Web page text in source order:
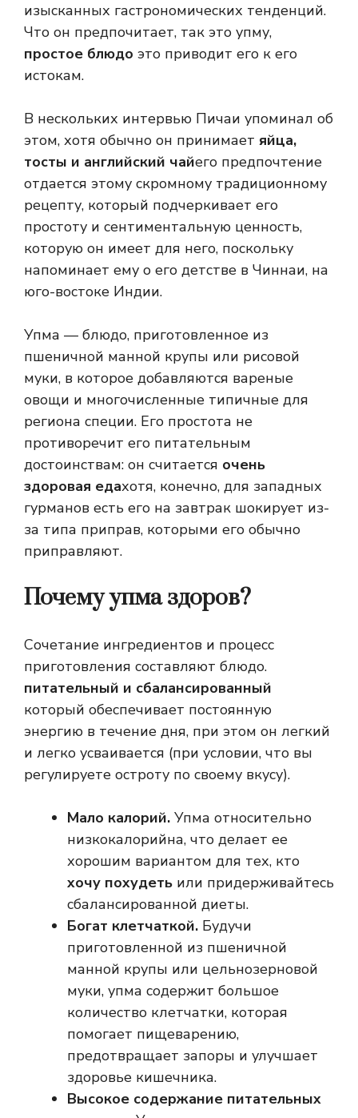
изысканных гастрономических тенденций.
Что он предпочитает, так это упму,
простое блюдо это приводит его к его
истокам.
В нескольких интервью Пичаи упоминал об
этом, хотя обычно он принимает яйца,
тосты и английский чайего предпочтение
отдается этому скромному традиционному
рецепту, который подчеркивает его
простоту и сентиментальную ценность,
которую он имеет для него, поскольку
напоминает ему о его детстве в Чиннаи, на
юго-востоке Индии.
Упма — блюдо, приготовленное из
пшеничной манной крупы или рисовой
муки, в которое добавляются вареные
овощи и многочисленные типичные для
региона специи. Его простота не
противоречит его питательным
достоинствам: он считается очень
здоровая едахотя, конечно, для западных
гурманов есть его на завтрак шокирует из-
за типа приправ, которыми его обычно
приправляют.
Почему упма здоров?
Сочетание ингредиентов и процесс
приготовления составляют блюдо.
питательный и сбалансированный
который обеспечивает постоянную
энергию в течение дня, при этом он легкий
и легко усваивается (при условии, что вы
регулируете остроту по своему вкусу).
Мало калорий. Упма относительно
низкокалорийна, что делает ее
хорошим вариантом для тех, кто
хочу похудеть или придерживайтесь
сбалансированной диеты.
Богат клетчаткой. Будучи
приготовленной из пшеничной
манной крупы или цельнозерновой
муки, упма содержит большое
количество клетчатки, которая
помогает пищеварению,
предотвращает запоры и улучшает
здоровье кишечника.
Высокое содержание питательных